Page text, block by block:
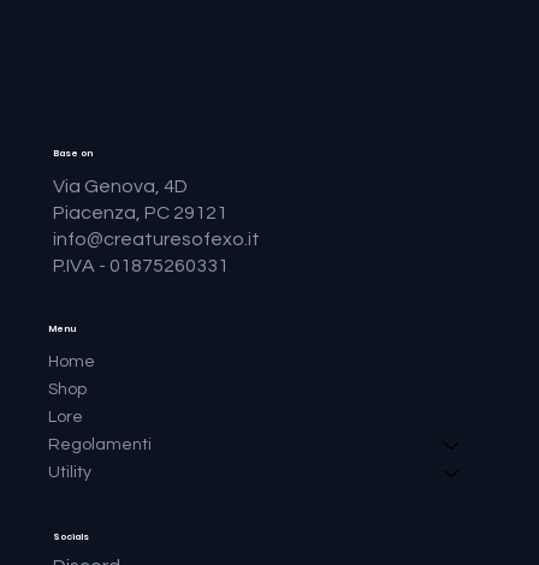
Via Genova, 4D
Piacenza, PC 29121
info@creaturesofexo.it
P.IVA - 01875260331
Base on
Menu
Home
Shop
Lore
Regolamenti
Utility
Socials